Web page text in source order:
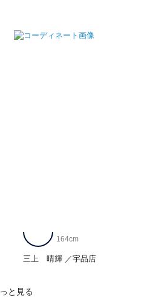
三上 晴輝 宇品店
164cm
と見る